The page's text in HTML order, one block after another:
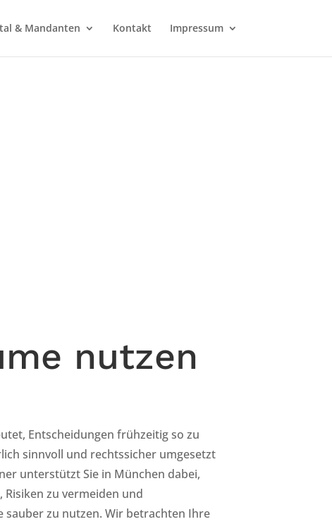
& Mandanten Kontakt Impressum
nutzen
Entscheidungen frühzeitig so zu
sinnvoll und rechtssicher umgesetzt
unterstützt Sie in München dabei,
zu vermeiden und
sauber zu nutzen. Wir betrachten Ihre